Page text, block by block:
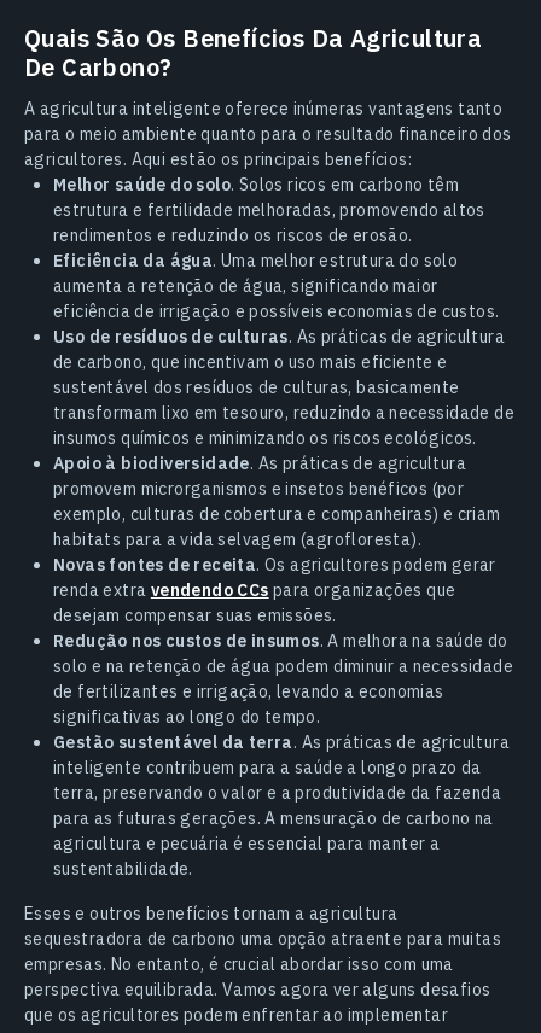
Quais São Os Benefícios Da Agricultura
De Carbono?
A agricultura inteligente oferece inúmeras vantagens tanto
para o meio ambiente quanto para o resultado financeiro dos
agricultores. Aqui estão os principais benefícios:
Melhor saúde do solo. Solos ricos em carbono têm
estrutura e fertilidade melhoradas, promovendo altos
rendimentos e reduzindo os riscos de erosão.
Eficiência da água. Uma melhor estrutura do solo
aumenta a retenção de água, significando maior
eficiência de irrigação e possíveis economias de custos.
Uso de resíduos de culturas. As práticas de agricultura
de carbono, que incentivam o uso mais eficiente e
sustentável dos resíduos de culturas, basicamente
transformam lixo em tesouro, reduzindo a necessidade de
insumos químicos e minimizando os riscos ecológicos.
Apoio à biodiversidade. As práticas de agricultura
promovem microrganismos e insetos benéficos (por
exemplo, culturas de cobertura e companheiras) e criam
habitats para a vida selvagem (agrofloresta).
Novas fontes de receita. Os agricultores podem gerar
renda extra vendendo CCs para organizações que
desejam compensar suas emissões.
Redução nos custos de insumos. A melhora na saúde do
solo e na retenção de água podem diminuir a necessidade
de fertilizantes e irrigação, levando a economias
significativas ao longo do tempo.
Gestão sustentável da terra. As práticas de agricultura
inteligente contribuem para a saúde a longo prazo da
terra, preservando o valor e a produtividade da fazenda
para as futuras gerações. A mensuração de carbono na
agricultura e pecuária é essencial para manter a
sustentabilidade.
Esses e outros benefícios tornam a agricultura
sequestradora de carbono uma opção atraente para muitas
empresas. No entanto, é crucial abordar isso com uma
perspectiva equilibrada. Vamos agora ver alguns desafios
que os agricultores podem enfrentar ao implementar